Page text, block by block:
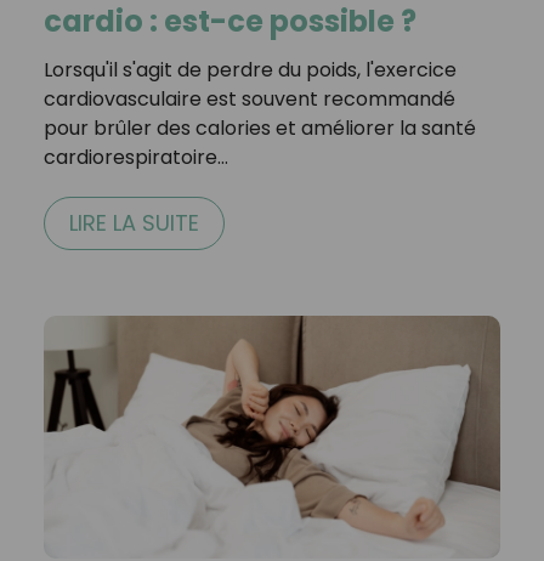
cardio : est-ce possible ?
Lorsqu'il s'agit de perdre du poids, l'exercice
cardiovasculaire est souvent recommandé
pour brûler des calories et améliorer la santé
cardiorespiratoire…
LIRE LA SUITE